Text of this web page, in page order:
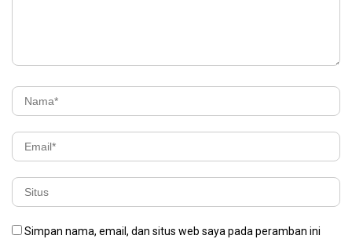
Simpan nama, email, dan situs web saya pada peramban ini